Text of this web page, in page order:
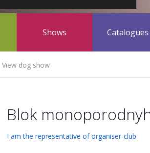
Shows Catalogues
View dog show
Blok
I am the representative of organiser-club